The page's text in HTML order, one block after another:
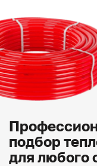
подбор
для любого